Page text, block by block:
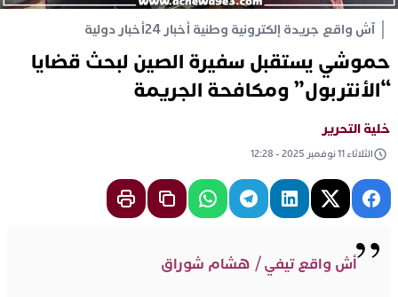
آش واقع جريدة إلكترونية وطنية أخبار 24 أخبار دولية
حموشي يستقبل سفيرة الصين لبحث قضايا
“الأنتربول” ومكافحة الجريمة
خلية التحرير
الثلاثاء 11 نوفمبر 2025 - 12:28
أش واقع تيفي / هشام شوراق